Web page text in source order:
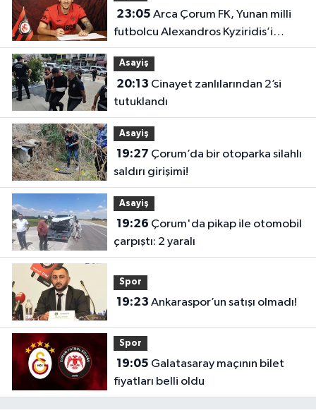
23:05
futbolcu Alexandros Kyziridis’i
kadrosuna kattı
Asayiş
20:13
tutuklandı
Asayiş
19:27
saldırı girişimi!
Asayiş
19:26
çarpıştı: 2 yaralı
Spor
19:23 Ankaraspor’un satışı olmadı!
Spor
19:05
fiyatları belli oldu